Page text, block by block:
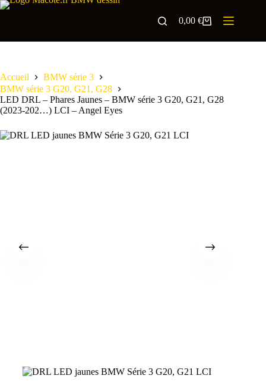
0,00€
Accueil
BMW série 3
BMW série 3 G20, G21, G28
LED DRL – Phares Jaunes – BMW série 3 G20, G21, G28
(2023-202…) LCI – Angel Eyes